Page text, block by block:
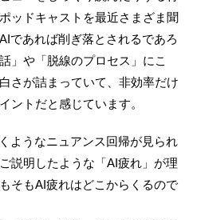
ッドキャストを最近さまざま聞
であれば削ぎ落とされるであろ
」や「脱線のプロセス」にこ
さが詰まっていて、非効率だけ
ントだと感じています。
ようなニュアンス回帰が見られ
説明したような「AI疲れ」が理
そもAI疲れはどこからくるので